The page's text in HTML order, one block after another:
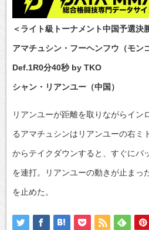
＜ライト級トーナメント中国予選決
アマチュシン・フーヘンフウ（モン
Def.1R0分40秒 by TKO
シャン・リアンユー（中国）
リアンユーが距離を取りながらイン
るアマチュシンはリアンユーの右ミ
からテイクダウンすると、すぐにバ
を連打。リアンユーの動きが止まっ
を止めた。